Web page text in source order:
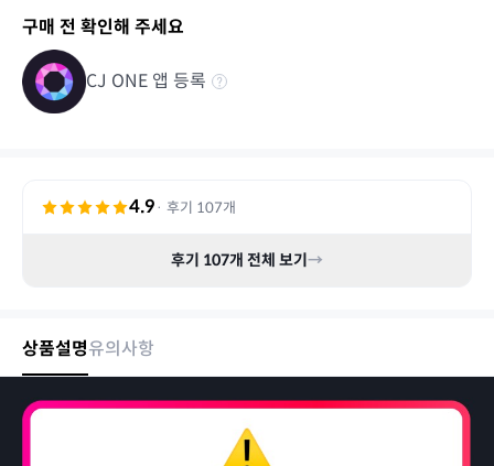
구매 전 확인해 주세요
CJ ONE 앱 등록
4.9· 후기 107개
후기 107개 전체 보기→
상품설명유의사항